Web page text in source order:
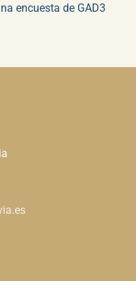
encuesta de GAD3